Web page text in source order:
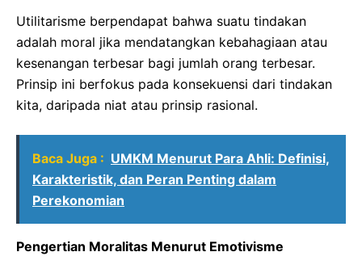
Utilitarisme berpendapat bahwa suatu tindakan
adalah moral jika mendatangkan kebahagiaan atau
kesenangan terbesar bagi jumlah orang terbesar.
Prinsip ini berfokus pada konsekuensi dari tindakan
kita, daripada niat atau prinsip rasional.
Baca Juga : UMKM Menurut Para Ahli: Definisi,
Karakteristik, dan Peran Penting dalam
Perekonomian
Pengertian Moralitas Menurut Emotivisme